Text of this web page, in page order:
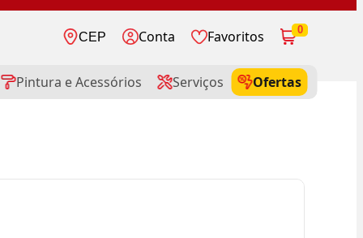
CEP Conta Favoritos 0
Pintura e Acessórios Serviços
Ofertas